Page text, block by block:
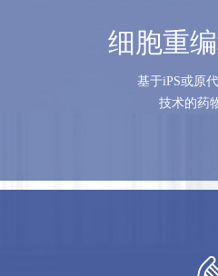
细胞重
基于iPS或原
技术的药